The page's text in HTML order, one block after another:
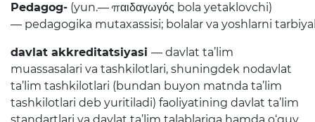
Ochiq majlislar o'tkazish
Ta'lim
Tahliliy ma'lumotlar
Pedagog- (yun.— παιδαγωγός bola yetaklovchi)
— pedagogika mutaxassisi; bolalar va yoshlarni
davlat akkreditatsiyasi — davlat ta’lim
muassasalari va tashkilotlari, shuningdek nodavlat
ta’lim tashkilotlari (bundan buyon matnda ta’lim
tashkilotlari deb yuritiladi) faoliyatining davlat ta’lim